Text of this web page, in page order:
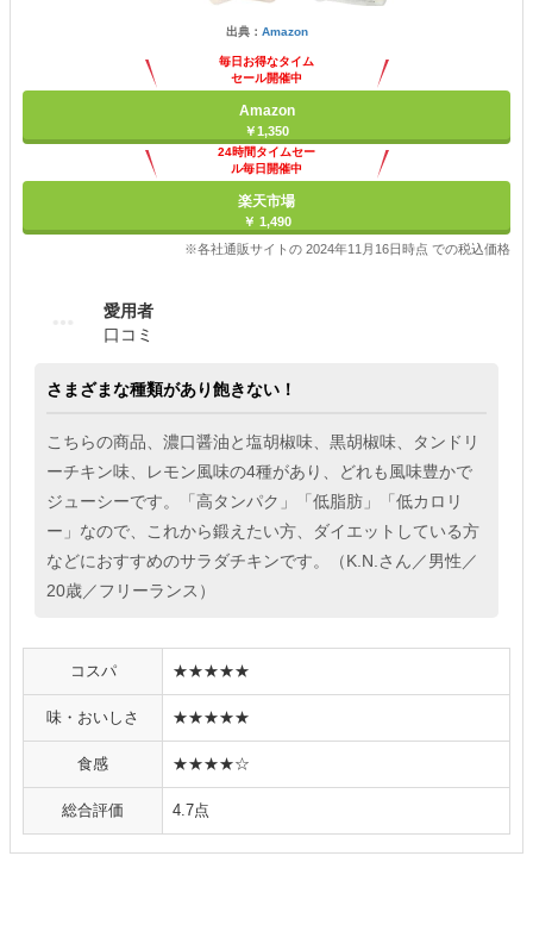
出典： Amazon
毎日お得なタイム
セール開催中
Amazon
￥1,350
24時間タイムセー
ル毎日開催中
楽天市場
￥ 1,490
※各社通販サイトの 2024年11月16日時点 での税込価格
愛用者
口コミ
さまざまな種類があり飽きない！
こちらの商品、濃口醤油と塩胡椒味、黒胡椒味、タンドリ
ーチキン味、レモン風味の4種があり、どれも風味豊かで
ジューシーです。「高タンパク」「低脂肪」「低カロリ
ー」なので、これから鍛えたい方、ダイエットしている方
などにおすすめのサラダチキンです。（K.N.さん／男性／
20歳／フリーランス）
コスパ ★★★★★
味・おいしさ ★★★★★
食感 ★★★★☆
総合評価 4.7点